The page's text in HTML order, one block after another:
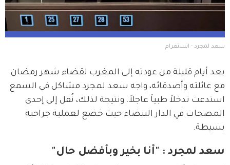
سعد لمجرد - انستغرام
بعد أيام قليلة من عودته إلى المغرب لقضاء شهر رمضان
مع عائلته وأصدقائه، واجه سعد لمجرد مشاكل في السمع
استدعت تدخلاً طبياً عاجلاً. ونتيجة لذلك، نُقل إلى إحدى
المصحات في الدار البيضاء حيث خضع لعملية جراحية
بسيطة.
سعد لمجرد : "أنا بخير وبأفضل حال"